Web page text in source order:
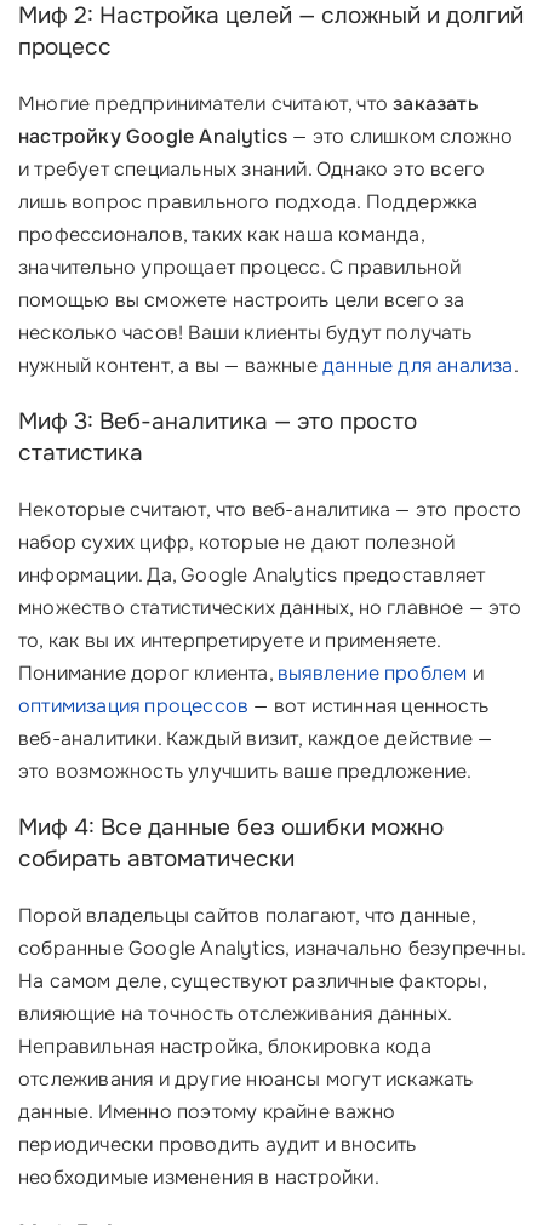
Миф 2: Настройка целей — сложный и долгий
процесс
Многие предприниматели считают, чтозаказать
настройку Google Analytics — это слишком сложно
и требует специальных знаний. Однако это всего
лишь вопрос правильного подхода. Поддержка
профессионалов, таких как наша команда,
значительно упрощает процесс. С правильной
помощью вы сможете настроить цели всего за
несколько часов! Ваши клиенты будут получать
нужный контент, а вы — важныеданные для анализа.
Миф 3: Веб-аналитика — это просто
статистика
Некоторые считают, что веб-аналитика — это просто
набор сухих цифр, которые не дают полезной
информации. Да, Google Analytics предоставляет
множество статистических данных, но главное — это
то, как вы их интерпретируете и применяете.
Понимание дорог клиента, выявление проблем и
оптимизация процессов — вот истинная ценность
веб-аналитики. Каждый визит, каждое действие —
это возможность улучшить ваше предложение.
Миф 4: Все данные без ошибки можно
собирать автоматически
Порой владельцы сайтов полагают, что данные,
собранные Google Analytics, изначально безупречны.
На самом деле, существуют различные факторы,
влияющие на точность отслеживания данных.
Неправильная настройка, блокировка кода
отслеживания и другие нюансы могут искажать
данные. Именно поэтому крайне важно
периодически проводить аудит и вносить
необходимые изменения в настройки.